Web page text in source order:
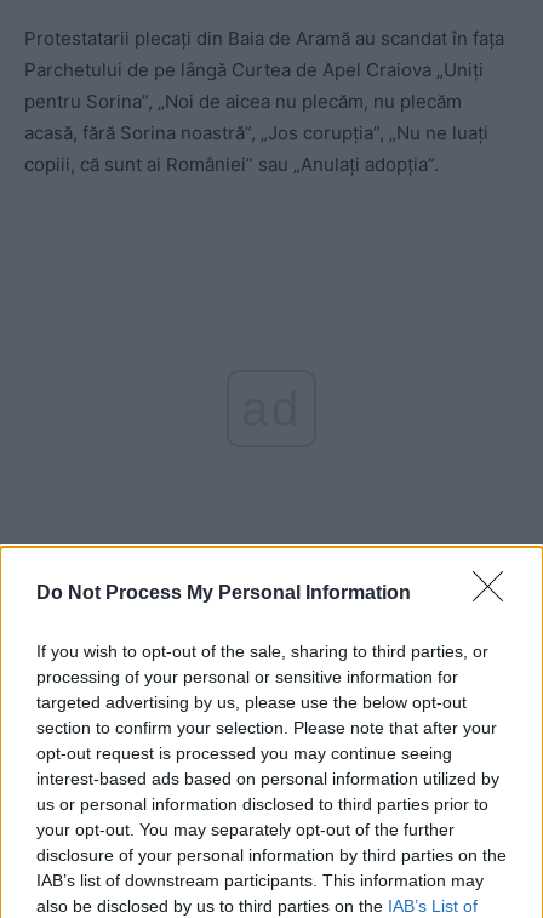
Do Not Process My Personal Information
If you wish to opt-out of the sale, sharing to third parties, or
processing of your personal or sensitive information for
targeted advertising by us, please use the below opt-out
section to confirm your selection. Please note that after your
opt-out request is processed you may continue seeing
interest-based ads based on personal information utilized by
us or personal information disclosed to third parties prior to
your opt-out. You may separately opt-out of the further
disclosure of your personal information by third parties on the
IAB’s list of downstream participants. This information may
also be disclosed by us to third parties on the IAB’s List of
Protestatarii plecaţi din Baia de Aramă au scandat în faţa
Parchetului de pe lângă Curtea de Apel Craiova „Uniţi
pentru Sorina”, „Noi de aicea nu plecăm, nu plecăm
acasă, fără Sorina noastră”, „Jos corupţia”, „Nu ne luaţi
copiii, că sunt ai României” sau „Anulaţi adopţia”.
venit din Baia de Aramă cu un autocar şi cu mai multe
maşini. Oamenii cer anularea adopţiei fetiţei de 8 ani şi să
o vadă pe fată.
Protestul a început de dimineaţa, în faţa Primăriei din Baia
de Aramă, unde participanţii au scandat, iar în jurul
prânzului au pornit spre Craiova. „Mergem să o vedem pe
Sorina, să vedem dacă e bine”, a spus unul dintre
participanţii la protest.